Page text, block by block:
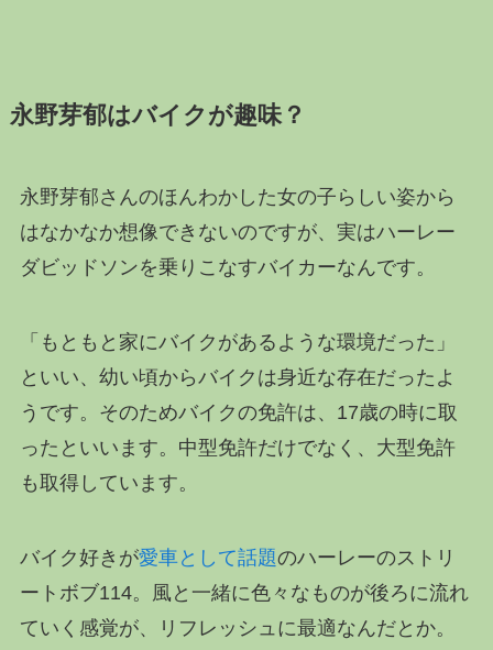
永野芽郁はバイクが趣味？
永野芽郁さんのほんわかした女の子らしい姿から
はなかなか想像できないのですが、実はハーレー
ダビッドソンを乗りこなすバイカーなんです。
「もともと家にバイクがあるような環境だった」
といい、幼い頃からバイクは身近な存在だったよ
うです。そのためバイクの免許は、17歳の時に取
ったといいます。中型免許だけでなく、大型免許
も取得しています。
バイク好きが愛車として話題のハーレーのストリ
ートボブ114。風と一緒に色々なものが後ろに流れ
ていく感覚が、リフレッシュに最適なんだとか。